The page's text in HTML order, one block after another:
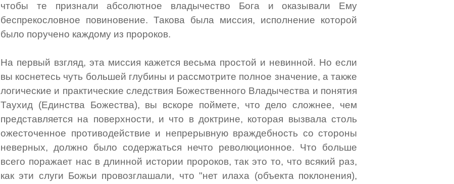
чтобы те признали абсолютное владычество Бога и оказывали Ему
беспрекословное повиновение. Такова была миссия, исполнение которой
было поручено каждому из пророков.
На первый взгляд, эта миссия кажется весьма простой и невинной. Но если
вы коснетесь чуть большей глубины и рассмотрите полное значение, а также
логические и практические следствия Божественного Владычества и понятия
Таухид (Единства Божества), вы вскоре поймете, что дело сложнее, чем
представляется на поверхности, и что в доктрине, которая вызвала столь
ожесточенное противодействие и непрерывную враждебность со стороны
неверных, должно было содержаться нечто революционное. Что больше
всего поражает нас в длинной истории пророков, так это то, что всякий раз,
как эти слуги Божьи провозглашали, что "нет илаха (объекта поклонения),